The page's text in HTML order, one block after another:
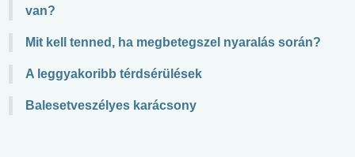
van?
Mit kell tenned, ha megbetegszel nyaralás során?
A leggyakoribb térdsérülések
Balesetveszélyes karácsony